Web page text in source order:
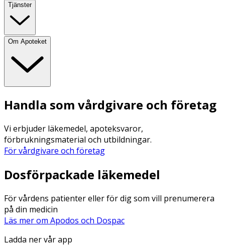
Tjänster
Om Apoteket
Handla som vårdgivare och företag
Vi erbjuder läkemedel, apoteksvaror,
förbrukningsmaterial och utbildningar.
För vårdgivare och företag
Dosförpackade läkemedel
För vårdens patienter eller för dig som vill prenumerera
på din medicin
Läs mer om Apodos och Dospac
Ladda ner vår app